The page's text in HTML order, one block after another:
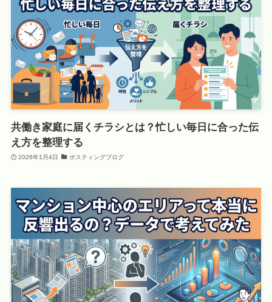
共働き家庭に届くチラシとは？忙しい毎日に合った伝
え方を整理する
2026年1月4日 ポスティングブログ